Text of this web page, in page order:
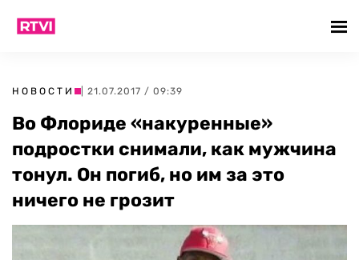
НОВОСТИ | 21.07.2017 / 09:39
Во Флориде «накуренные»
подростки снимали, как мужчина
тонул. Он погиб, но им за это
ничего не грозит